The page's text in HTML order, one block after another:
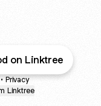
on Linktree
• Privacy
Linktree